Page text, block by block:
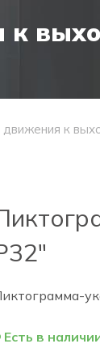
к
к
Есть в